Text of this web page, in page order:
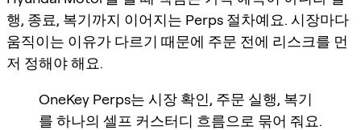
행, 종료, 복기까지 이어지는 Perps 절차예요. 시장마다
움직이는 이유가 다르기 때문에 주문 전에 리스크를 먼
저 정해야 해요.
OneKey Perps는 시장 확인, 주문 실행, 복기
를 하나의 셀프 커스터디 흐름으로 묶어 줘요.